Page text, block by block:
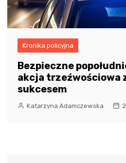
Kronika policyjna
Bezpieczne
akcja trzeźwościowa
sukcesem
Katarzyna Adamczewska